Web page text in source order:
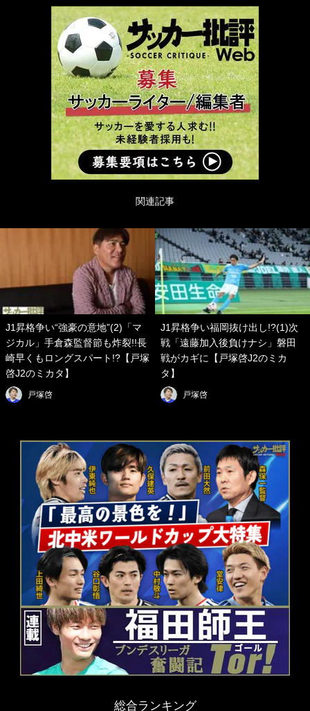
関連記事
J1昇格争い“強豪の意地”(2)「マ
ジカル」手倉森監督節も炸裂!!長
崎早くもロングスパート!?【戸塚
啓J2のミカタ】
戸塚啓
J1昇格争い福岡抜け出し!?(1)次
戦「遠藤加入後負けナシ」磐田
戦がカギに【戸塚啓J2のミカ
タ】
戸塚啓
総合ランキング